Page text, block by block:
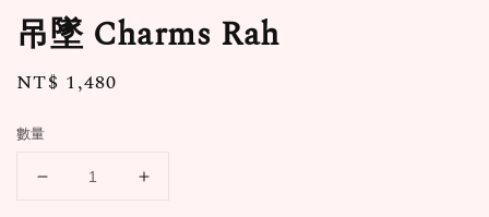
吊墜 Charms Rah
Regular
NT$ 1,480
數量